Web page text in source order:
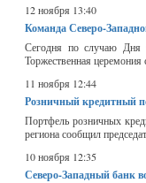
12 ноября 13:40
Команда Северо-
Сегодня по случаю Дня
Торжественная
11 ноября 12:44
Розничный кредитный
Портфель розничных
региона сообщил
10 ноября 12:35
Северо-Западный банк